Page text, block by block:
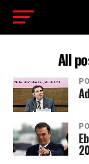
All